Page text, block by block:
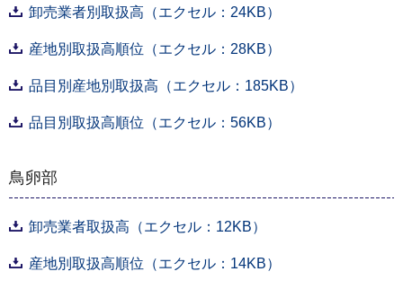
卸売業者別取扱高（エクセル：24KB）
産地別取扱高順位（エクセル：28KB）
品目別産地別取扱高（エクセル：185KB）
品目別取扱高順位（エクセル：56KB）
鳥卵部
卸売業者取扱高（エクセル：12KB）
産地別取扱高順位（エクセル：14KB）